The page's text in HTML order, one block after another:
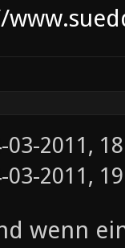
03-2011,
03-2011,
wenn